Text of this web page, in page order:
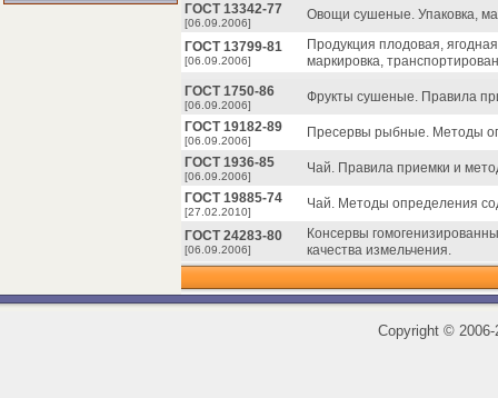
ГОСТ 13342-77
[06.09.2006]
Овощи сушеные. Упаковка,
ГОСТ 13799-81
[06.09.2006]
Продукция плодовая,
маркировка,
ГОСТ 1750-86
[06.09.2006]
Фрукты сушеные. Правила
ГОСТ 19182-89
[06.09.2006]
Пресервы рыбные. Методы
ГОСТ 1936-85
[06.09.2006]
Чай. Правила приемки и
ГОСТ 19885-74
[27.02.2010]
Чай. Методы определения
ГОСТ 24283-80
[06.09.2006]
Консервы
качества измельчения.
Copyright ©